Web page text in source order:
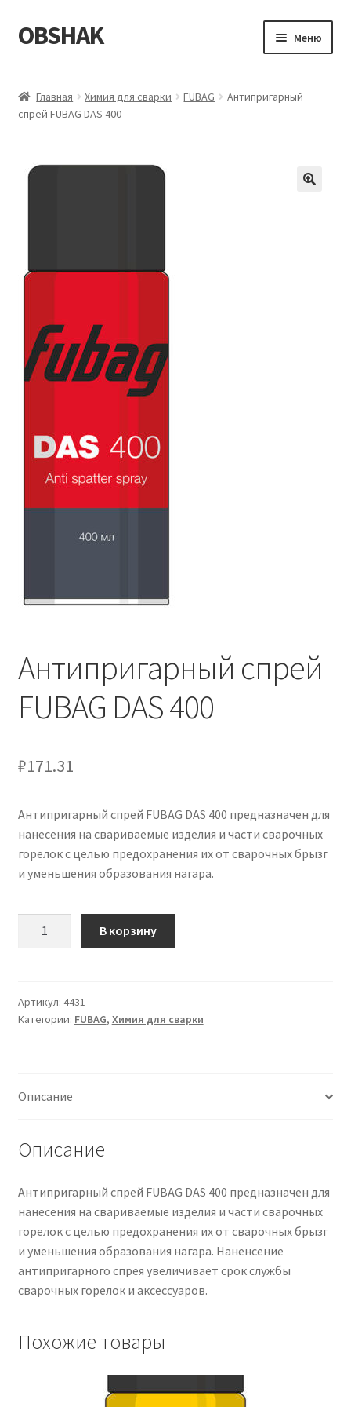
Перейти
к
Перейти
к
OBSHAK Меню
Категории
Оформление заказа
Пример страницы
Главная Химия для сварки FUBAG
Антипригарный
спрей FUBAG DAS 400
Антипригарный спрей
FUBAG DAS 400
₽171.31
Антипригарный спрей FUBAG DAS 400 предназначен для
нанесения на свариваемые изделия и части сварочных
горелок с целью предохранения их от сварочных брызг
и уменьшения образования нагара.
FUBAG
DAS
В корзину
Артикул: 4431
Категории: FUBAG, Химия для сварки
Описание
Описание
Антипригарный спрей FUBAG DAS 400 предназначен для
нанесения на свариваемые изделия и части сварочных
горелок с целью предохранения их от сварочных брызг
и уменьшения образования нагара. Наненсение
антипригарного спрея увеличивает срок службы
сварочных горелок и аксессуаров.
Похожие товары